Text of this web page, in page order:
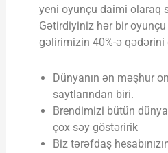
yeni oyunçu daimi olaraq
Gətirdiyiniz hər bir
gəlirimizin 40%-ə qədərini
Dünyanın ən məşhur
saytlarından biri.
Brendimizi bütün
çox səy göstəririk
Biz tərəfdaş